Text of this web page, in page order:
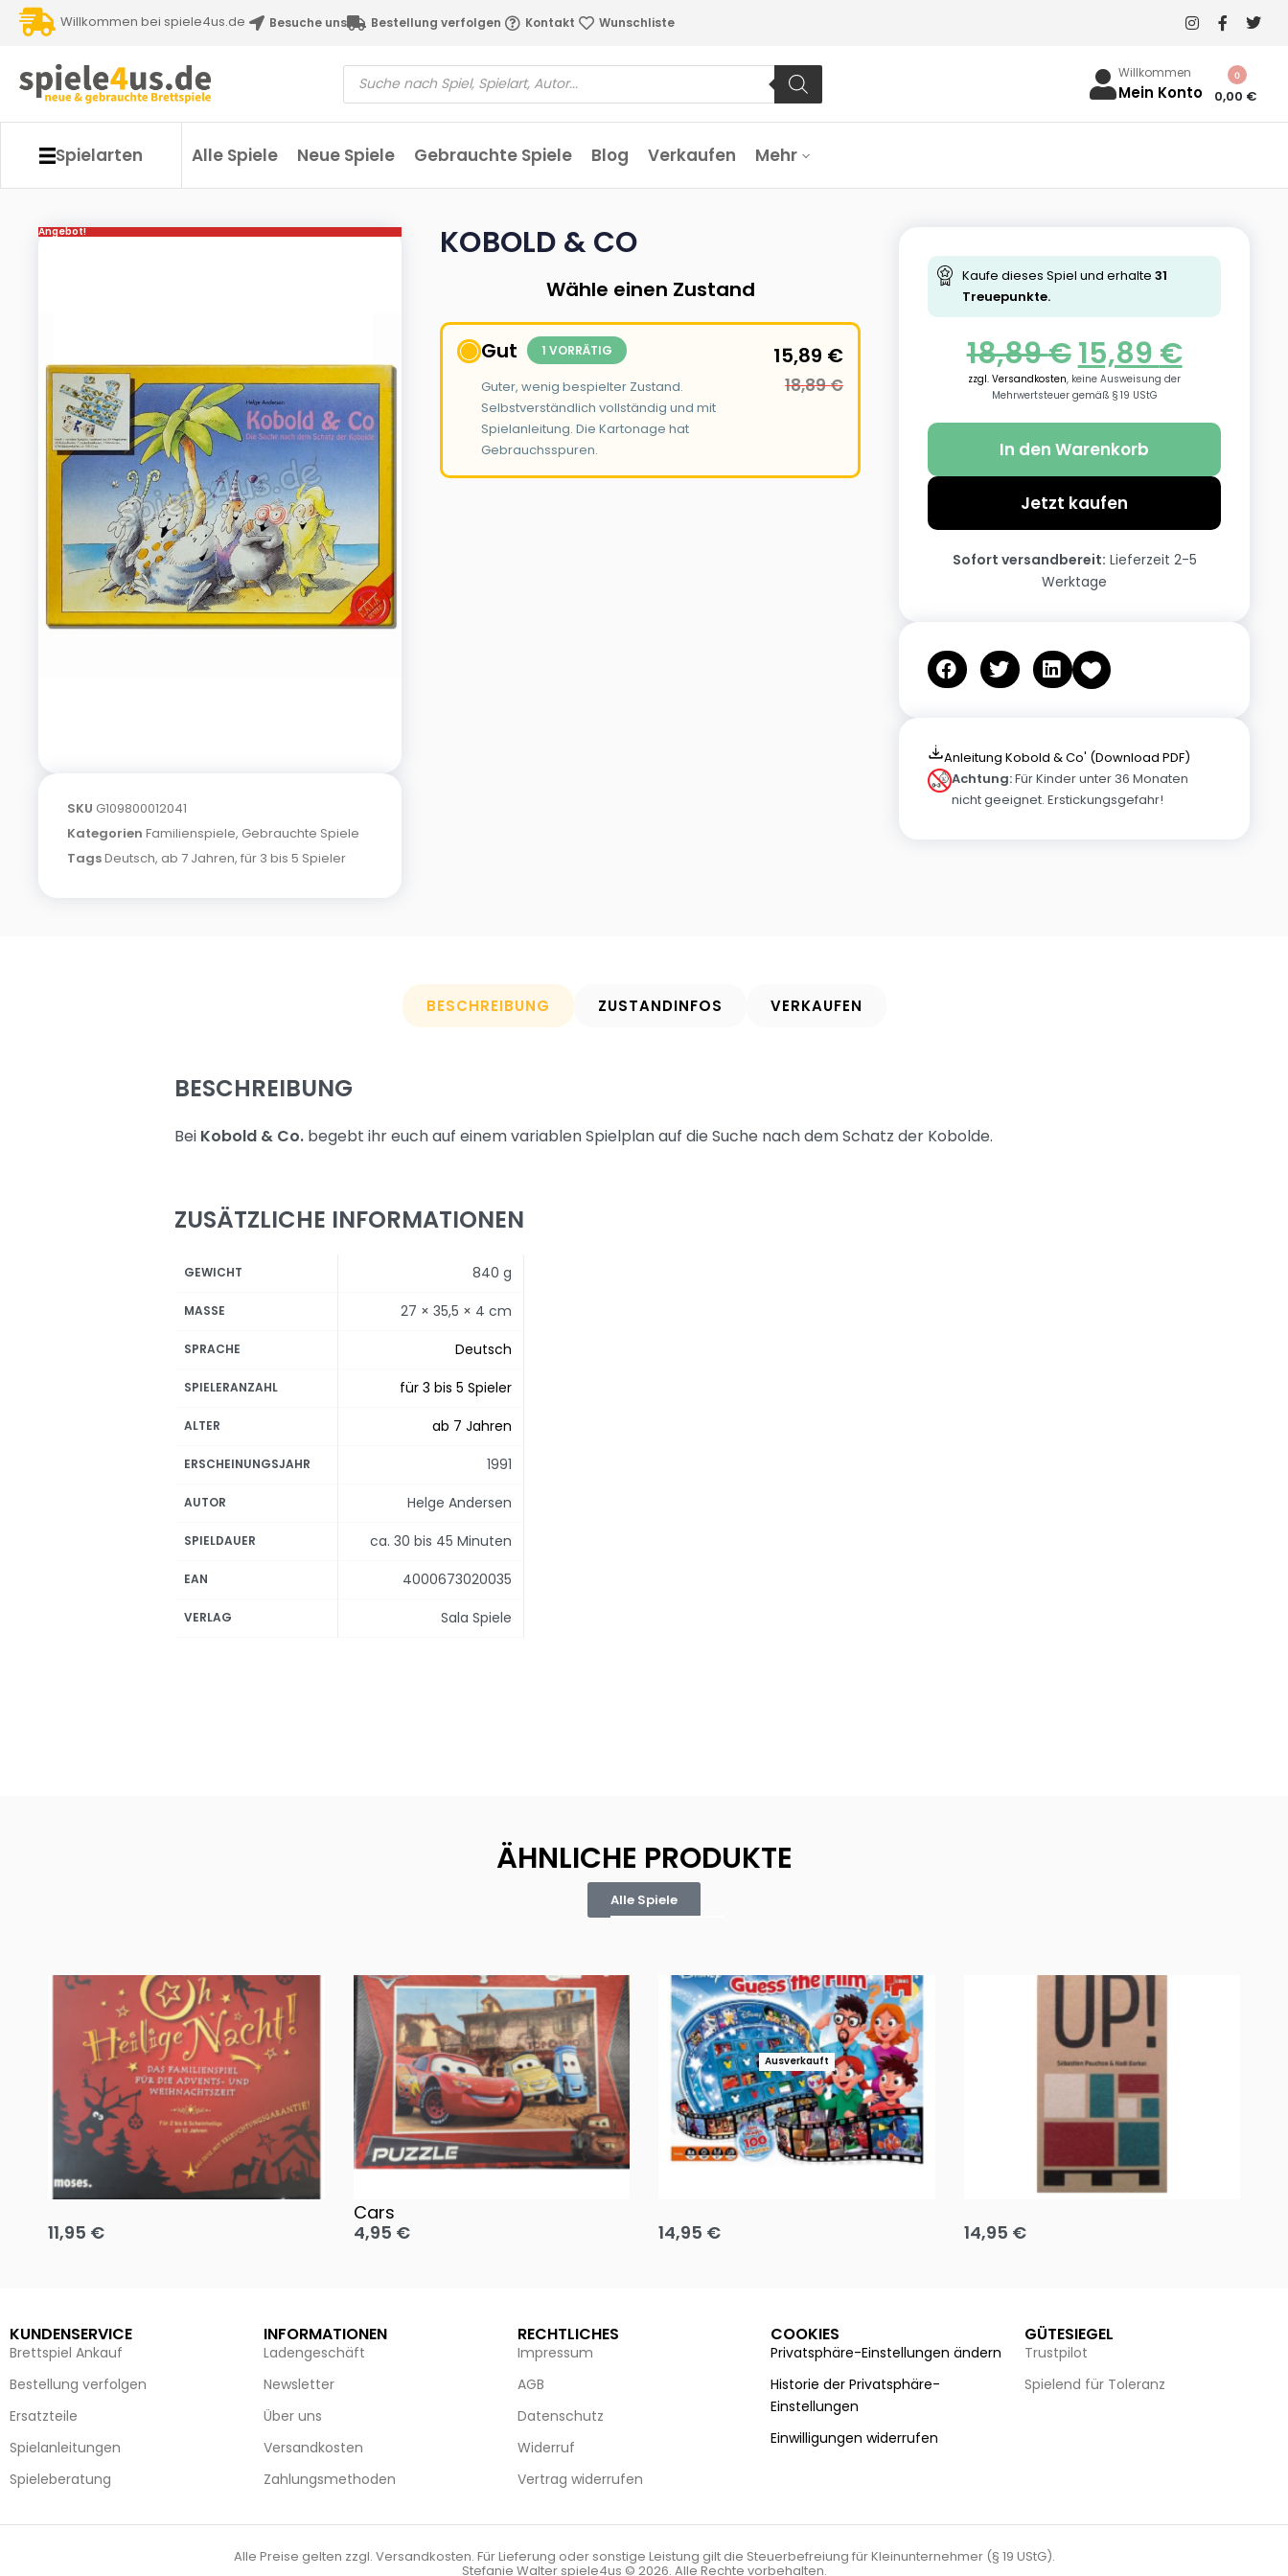
Willkommen bei spiele4us.de Besuche uns Bestellung verfolgen Kontakt Wunschliste
Willkommen
Mein Konto 0,00 €
0
Spielarten Alle Spiele Neue Spiele Gebrauchte Spiele Blog Verkaufen Mehr
Angebot!
SKU G109800012041
Kategorien Familienspiele, Gebrauchte Spiele
TagsDeutsch, ab 7 Jahren, für 3 bis 5 Spieler
KOBOLD & CO
Wähle einen Zustand
Gut 1 VORRÄTIG
Guter, wenig bespielter Zustand.
Selbstverständlich vollständig und mit
Spielanleitung. Die Kartonage hat
Gebrauchsspuren.
15,89 €
18,89€
Kaufe dieses Spiel und erhalte31
Treuepunkte.
18,89€ 15,89 €
zzgl. Versandkosten, keine Ausweisung der
Mehrwertsteuer gemäß § 19 UStG
In den Warenkorb
Jetzt kaufen
Sofort versandbereit: Lieferzeit 2-5
Werktage
Anleitung Kobold & Co' (Download PDF)
Achtung:Für Kinder unter 36 Monaten
nicht geeignet. Erstickungsgefahr!
BESCHREIBUNG ZUSTANDINFOS VERKAUFEN
BESCHREIBUNG
Bei Kobold & Co. begebt ihr euch auf einem variablen Spielplan auf die Suche nach dem Schatz der Kobolde.
ZUSÄTZLICHE INFORMATIONEN
GEWICHT 840 g
MASSE 27 × 35,5 × 4 cm
SPRACHE Deutsch
SPIELERANZAHL für 3 bis 5 Spieler
ALTER ab 7 Jahren
ERSCHEINUNGSJAHR 1991
AUTOR Helge Andersen
SPIELDAUER ca. 30 bis 45 Minuten
EAN 4000673020035
VERLAG Sala Spiele
ÄHNLICHE PRODUKTE
Alle Spiele
Oh, heilige Nacht!
11,95 €
Cars
4,95 €
Ausverkauft
14,95 €
Team up
14,95 €
KUNDENSERVICE
Brettspiel Ankauf
Bestellung verfolgen
Ersatzteile
Spielanleitungen
Spieleberatung
INFORMATIONEN
Ladengeschäft
Newsletter
Über uns
Versandkosten
Zahlungsmethoden
RECHTLICHES
Impressum
AGB
Datenschutz
Widerruf
Vertrag widerrufen
COOKIES
Privatsphäre-Einstellungen ändern
Historie der Privatsphäre-
Einstellungen
Einwilligungen widerrufen
GÜTESIEGEL
Trustpilot
Spielend für Toleranz
Alle Preise gelten zzgl. Versandkosten. Für Lieferung oder sonstige Leistung gilt die Steuerbefreiung für Kleinunternehmer (§ 19 UStG).
Stefanie Walter spiele4us © 2026. Alle Rechte vorbehalten.